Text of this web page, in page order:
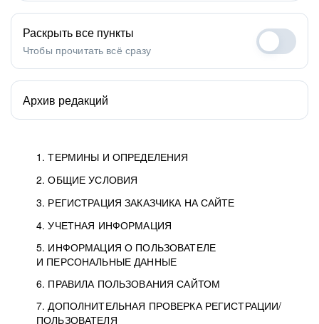
1. ТЕРМИНЫ И ОПРЕДЕЛЕНИЯ
2. ОБЩИЕ УСЛОВИЯ
3. РЕГИСТРАЦИЯ ЗАКАЗЧИКА НА САЙТЕ
4. УЧЕТНАЯ ИНФОРМАЦИЯ
5. ИНФОРМАЦИЯ О ПОЛЬЗОВАТЕЛЕ
И ПЕРСОНАЛЬНЫЕ ДАННЫЕ
6. ПРАВИЛА ПОЛЬЗОВАНИЯ САЙТОМ
7. ДОПОЛНИТЕЛЬНАЯ ПРОВЕРКА РЕГИСТРАЦИИ/
ПОЛЬЗОВАТЕЛЯ
Раскрыть все пункты
Чтобы прочитать всё сразу
Архив редакций